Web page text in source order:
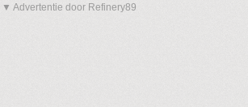
▼ Advertentie door Refinery89